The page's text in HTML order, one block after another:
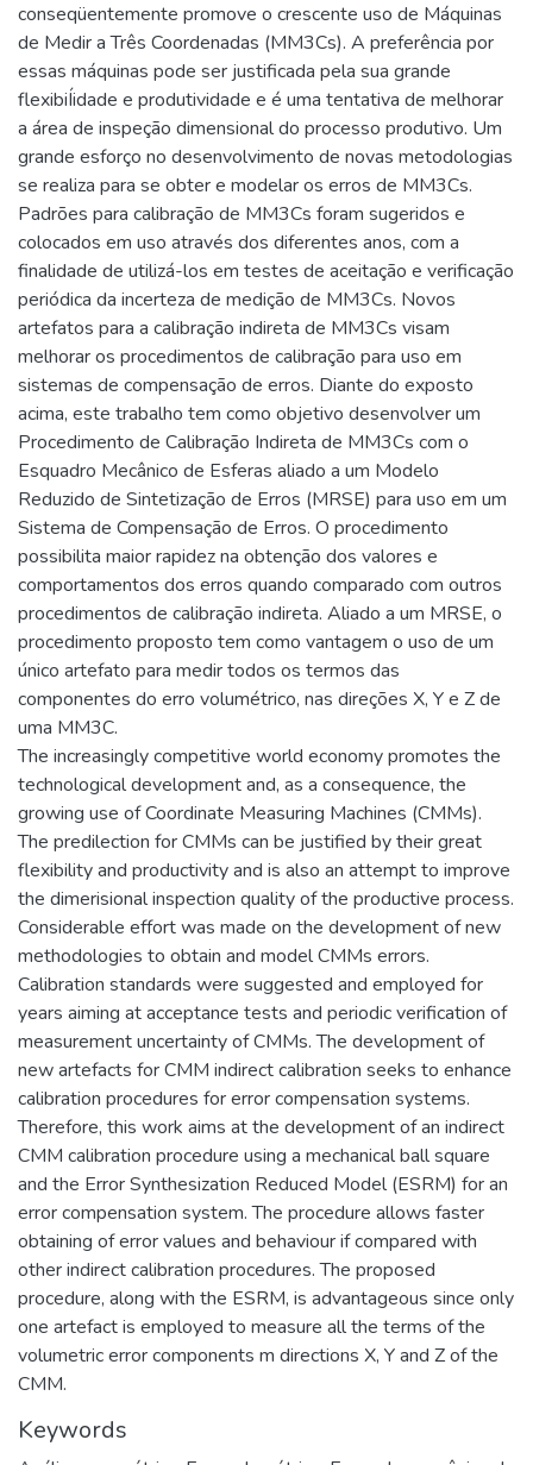
conseqüentemente promove o crescente uso de Máquinas
de Medir a Três Coordenadas (MM3Cs). A preferência por
essas máquinas pode ser justificada pela sua grande
flexibiÍidade e produtividade e é uma tentativa de melhorar
a área de inspeção dimensional do processo produtivo. Um
grande esforço no desenvolvimento de novas metodologias
se realiza para se obter e modelar os erros de MM3Cs.
Padrões para calibração de MM3Cs foram sugeridos e
colocados em uso através dos diferentes anos, com a
finalidade de utilizá-los em testes de aceitação e verificação
periódica da incerteza de medição de MM3Cs. Novos
artefatos para a calibração indireta de MM3Cs visam
melhorar os procedimentos de calibração para uso em
sistemas de compensação de erros. Diante do exposto
acima, este trabalho tem como objetivo desenvolver um
Procedimento de Calibração Indireta de MM3Cs com o
Esquadro Mecânico de Esferas aliado a um Modelo
Reduzido de Sintetização de Erros (MRSE) para uso em um
Sistema de Compensação de Erros. O procedimento
possibilita maior rapidez na obtenção dos valores e
comportamentos dos erros quando comparado com outros
procedimentos de calibração indireta. Aliado a um MRSE, o
procedimento proposto tem como vantagem o uso de um
único artefato para medir todos os termos das
componentes do erro volumétrico, nas direções X, Y e Z de
uma MM3C.
The increasingly competitive world economy promotes the
technological development and, as a consequence, the
growing use of Coordinate Measuring Machines (CMMs).
The predilection for CMMs can be justified by their great
flexibility and productivity and is also an attempt to improve
the dimerisional inspection quality of the productive process.
Considerable effort was made on the development of new
methodologies to obtain and model CMMs errors.
Calibration standards were suggested and employed for
years aiming at acceptance tests and periodic verification of
measurement uncertainty of CMMs. The development of
new artefacts for CMM indirect calibration seeks to enhance
calibration procedures for error compensation systems.
Therefore, this work aims at the development of an indirect
CMM calibration procedure using a mechanical ball square
and the Error Synthesization Reduced Model (ESRM) for an
error compensation system. The procedure allows faster
obtaining of error values and behaviour if compared with
other indirect calibration procedures. The proposed
procedure, along with the ESRM, is advantageous since only
one artefact is employed to measure all the terms of the
volumetric error components m directions X, Y and Z of the
CMM.
Keywords